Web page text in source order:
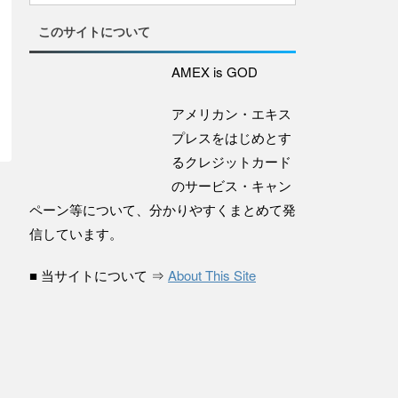
このサイトについて
AMEX is GOD
アメリカン・エキス
プレスをはじめとす
るクレジットカード
のサービス・キャン
ペーン等について、分かりやすくまとめて発
信しています。
■ 当サイトについて ⇒ About This Site